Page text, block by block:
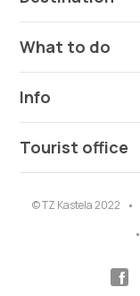
What to do
Info
Tourist office
© TZ Kastela 2022